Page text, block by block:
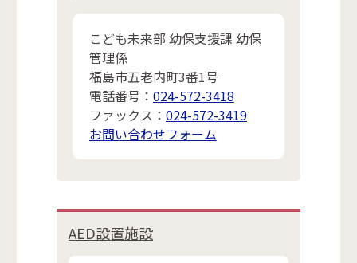
こども未来部 幼保支援課 幼保
管理係
福島市五老内町3番1号
電話番号： 024-572-3418
ファックス： 024-572-3419
お問い合わせフォーム
AED設置施設